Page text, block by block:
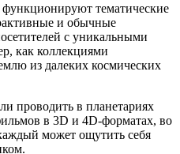
тематические
и обычные
с уникальными
как коллекциями
из далеких космических
проводить в планетариях
в 3D и 4D-форматах, во
может ощутить себя